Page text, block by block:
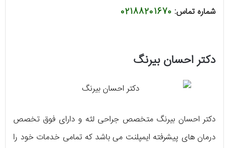
شماره تماس: 02188201670
دکتر احسان بیرنگ
دکتر احسان بیرنگ متخصص جراحی لثه و دارای فوق تخصص
درمان‌ های پیشرفته ایمپلنت می‌ باشد که تمامی خدمات خود را